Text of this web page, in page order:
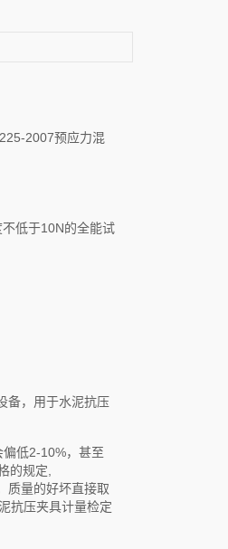
2007预应力混
低于10N的全能试
备，用于水泥抗压
低2-10%，甚至
的规定,
质量的好坏直接取
抗压夹具计量检定